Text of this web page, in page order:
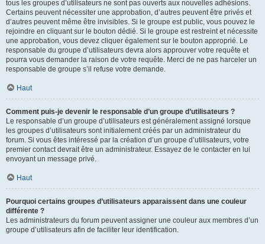
tous les groupes d’utilisateurs ne sont pas ouverts aux nouvelles adhésions.
Certains peuvent nécessiter une approbation, d’autres peuvent être privés et
d’autres peuvent même être invisibles. Si le groupe est public, vous pouvez le
rejoindre en cliquant sur le bouton dédié. Si le groupe est restreint et nécessite
une approbation, vous devez cliquer également sur le bouton approprié. Le
responsable du groupe d’utilisateurs devra alors approuver votre requête et
pourra vous demander la raison de votre requête. Merci de ne pas harceler un
responsable de groupe s’il refuse votre demande.
Haut
Comment puis-je devenir le responsable d’un groupe d’utilisateurs ?
Le responsable d’un groupe d’utilisateurs est généralement assigné lorsque
les groupes d’utilisateurs sont initialement créés par un administrateur du
forum. Si vous êtes intéressé par la création d’un groupe d’utilisateurs, votre
premier contact devrait être un administrateur. Essayez de le contacter en lui
envoyant un message privé.
Haut
Pourquoi certains groupes d’utilisateurs apparaissent dans une couleur
différente ?
Les administrateurs du forum peuvent assigner une couleur aux membres d’un
groupe d’utilisateurs afin de faciliter leur identification.